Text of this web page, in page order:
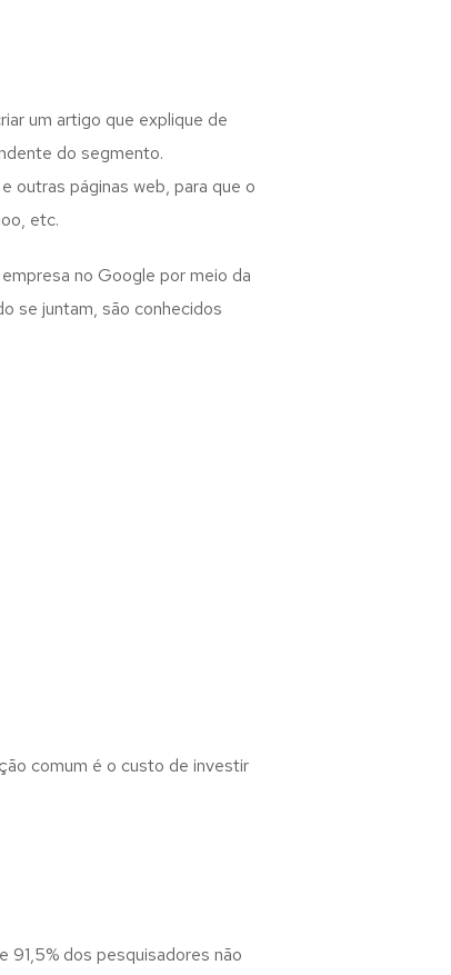
um artigo que explique de
do segmento.
outras páginas web, para que o
etc.
no Google por meio da
se juntam, são conhecidos
comum é o custo de investir
dos pesquisadores não